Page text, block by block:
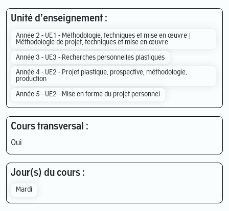
Unité d’enseignement :
Année 2 - UE1 - Méthodologie, techniques et mise en œuvre |
Méthodologie de projet, techniques et mise en œuvre
Année 3 - UE3 - Recherches personnelles plastiques
Année 4 - UE2 - Projet plastique, prospective, méthodologie,
production
Année 5 - UE2 - Mise en forme du projet personnel
Cours transversal :
Oui
Jour(s) du cours :
Mardi